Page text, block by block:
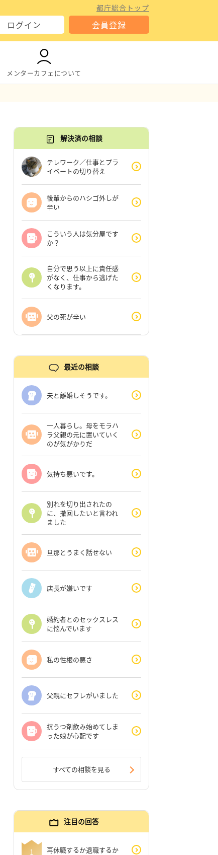
都庁総合トップ
ログイン 会員登録
メンターカフェについて
解決済の相談
テレワーク／仕事とプラ
イベートの切り替え
後輩からのハシゴ外しが
辛い
こういう人は気分屋です
か？
自分で思う以上に責任感
がなく、仕事から逃げた
くなります。
父の死が辛い
最近の相談
夫と離婚しそうです。
一人暮らし。母をモラハ
ラ父親の元に置いていく
のが気がかりだ
気持ち悪いです。
別れを切り出されたの
に、撤回したいと言われ
ました
旦那とうまく話せない
店長が嫌いです
婚約者とのセックスレス
に悩んでいます
私の性根の悪さ
父親にセフレがいました
抗うつ剤飲み始めてしま
った娘が心配です
すべての相談を見る
注目の回答
再休職するか退職するか